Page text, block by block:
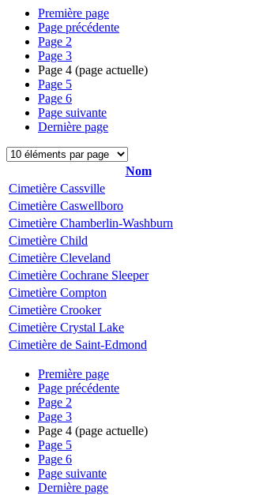
Première page
Page précédente
Page 2
Page 3
Page 4 (page actuelle)
Page 5
Page 6
Page suivante
Dernière page
Nom
Cimetière Cassville
Cimetière Caswellboro
Cimetière Chamberlin-Washburn
Cimetière Child
Cimetière Cleveland
Cimetière Cochrane Sleeper
Cimetière Compton
Cimetière Crooker
Cimetière Crystal Lake
Cimetière de Saint-Edmond
Première page
Page précédente
Page 2
Page 3
Page 4 (page actuelle)
Page 5
Page 6
Page suivante
Dernière page